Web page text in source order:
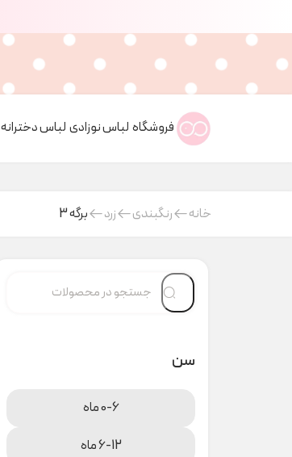
فروشگاه لباس نوزادی لباس دخترانه
خانه رنگبندی زرد برگه 3
سن
0-6 ماه
6-12 ماه